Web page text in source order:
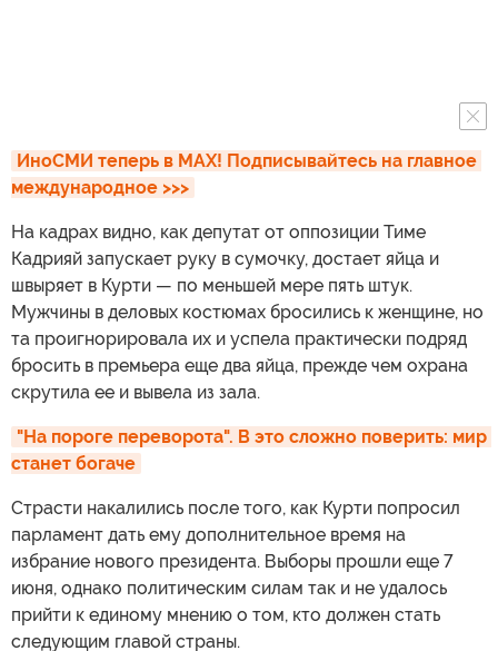
ИноСМИ теперь в MAX! Подписывайтесь на главное
международное >>>
На кадрах видно, как депутат от оппозиции Тиме
Кадрияй запускает руку в сумочку, достает яйца и
швыряет в Курти — по меньшей мере пять штук.
Мужчины в деловых костюмах бросились к женщине, но
та проигнорировала их и успела практически подряд
бросить в премьера еще два яйца, прежде чем охрана
скрутила ее и вывела из зала.
"На пороге переворота". В это сложно поверить: мир
станет богаче
Страсти накалились после того, как Курти попросил
парламент дать ему дополнительное время на
избрание нового президента. Выборы прошли еще 7
июня, однако политическим силам так и не удалось
прийти к единому мнению о том, кто должен стать
следующим главой страны.